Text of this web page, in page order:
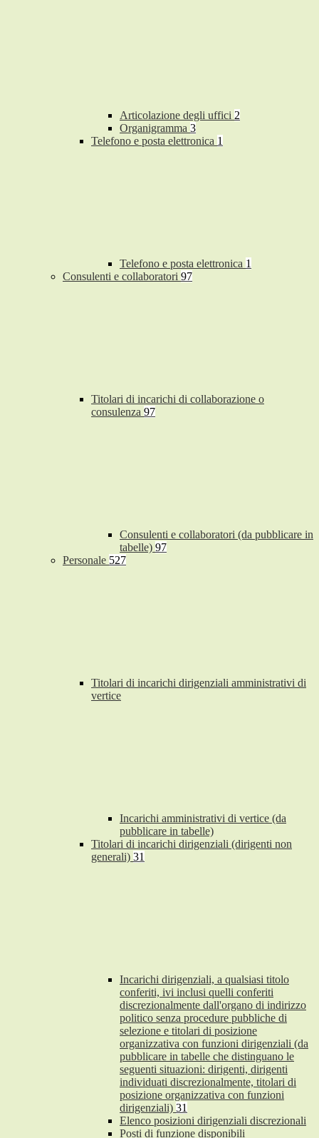
Articolazione degli uffici 2
Organigramma 3
Telefono e posta elettronica 1
Telefono e posta elettronica 1
Consulenti e collaboratori 97
Titolari di incarichi di collaborazione o
consulenza 97
Consulenti e collaboratori (da pubblicare in
tabelle) 97
Personale 527
Titolari di incarichi dirigenziali amministrativi di
vertice
Incarichi amministrativi di vertice (da
pubblicare in tabelle)
Titolari di incarichi dirigenziali (dirigenti non
generali) 31
Incarichi dirigenziali, a qualsiasi titolo
conferiti, ivi inclusi quelli conferiti
discrezionalmente dall'organo di indirizzo
politico senza procedure pubbliche di
selezione e titolari di posizione
organizzativa con funzioni dirigenziali (da
pubblicare in tabelle che distinguano le
seguenti situazioni: dirigenti, dirigenti
individuati discrezionalmente, titolari di
posizione organizzativa con funzioni
dirigenziali) 31
Elenco posizioni dirigenziali discrezionali
Posti di funzione disponibili